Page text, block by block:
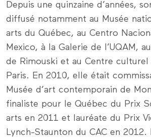
Depuis une quinzaine d’années,
diffusé notamment au Musée
arts du Québec, au Centro
Mexico, à la Galerie de l’UQAM,
de Rimouski et au Centre culturel
Paris. En 2010, elle était
Musée d’art contemporain de
finaliste pour le Québec du Prix
arts en 2011 et lauréate du Prix
Lynch-Staunton du CAC en 2012.